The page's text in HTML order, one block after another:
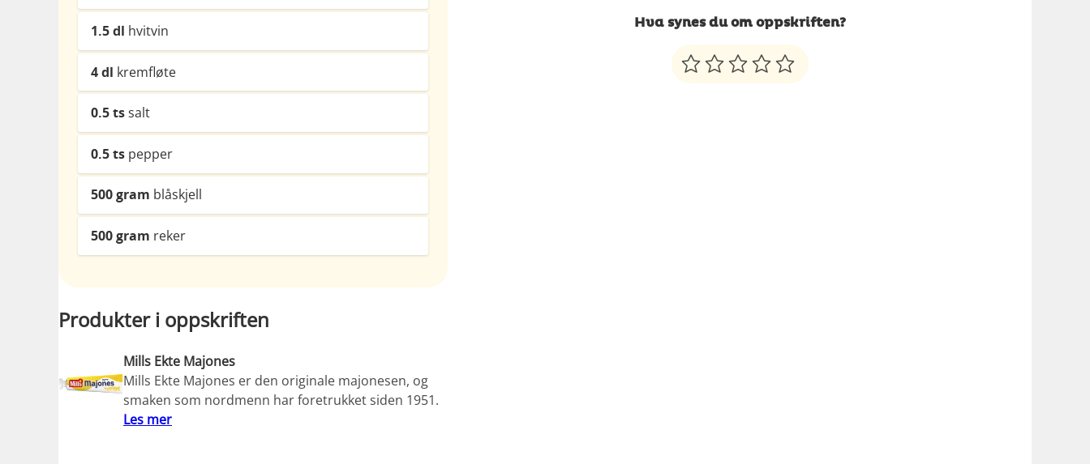
1.5dl hvitvin
4dl kremfløte
0.5tssalt
0.5ts pepper
500gram blåskjell
500gram reker
Produkter i oppskriften
Mills Ekte Majones
Mills Ekte Majones er den originale majonesen, og
smaken som nordmenn har foretrukket siden 1951.
Les mer
Hva synes du om oppskriften?